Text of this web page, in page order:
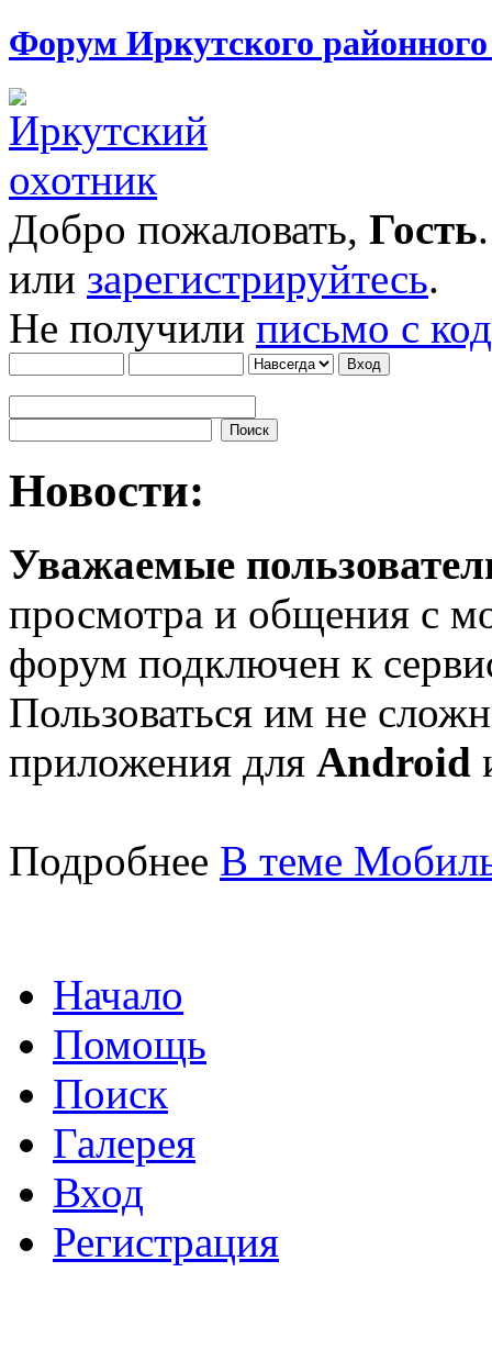
Форум Иркутского
Добро пожаловать, Гость
или зарегистрируйтесь.
Не получили письмо с
Новости:
Уважаемые
просмотра и общения с
форум подключен к
Пользоваться им не
приложения для Android
Подробнее В теме
Начало
Помощь
Поиск
Галерея
Вход
Регистрация